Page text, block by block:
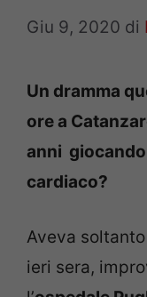
Giu 9, 2020 di
Un dramma
ore a
anni giocando
cardiaco?
Aveva soltanto
ieri sera,